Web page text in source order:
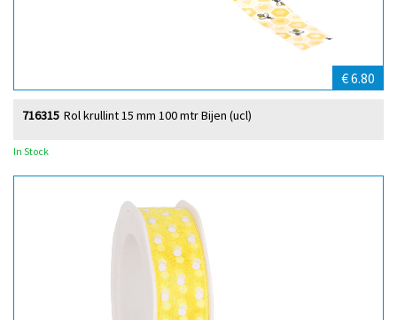
€ 6.80
Rol krullint 15 mm 100 mtr Bijen (ucl)
716315
In Stock